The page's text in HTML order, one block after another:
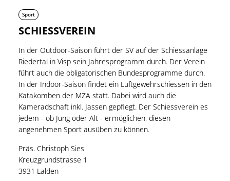
Sport
SCHIESSVEREIN
In der Outdoor-Saison führt der SV auf der Schiessanlage
Riedertal in Visp sein Jahresprogramm durch. Der Verein
führt auch die obligatorischen Bundesprogramme durch.
In der Indoor-Saison findet ein Luftgewehrschiessen in den
Katakomben der MZA statt. Dabei wird auch die
Kameradschaft inkl. Jassen gepflegt. Der Schiessverein es
jedem - ob Jung oder Alt - ermöglichen, diesen
angenehmen Sport ausüben zu können.
Präs. Christoph Sies
Kreuzgrundstrasse 1
3931 Lalden